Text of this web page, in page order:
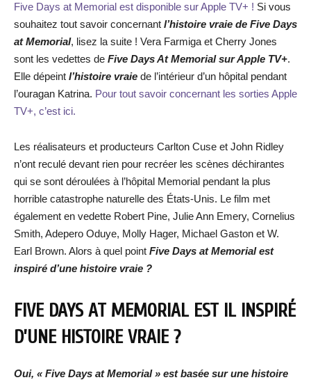
Five Days at Memorial est disponible sur Apple TV+ ! Si vous
souhaitez tout savoir concernant l’histoire vraie de Five Days
at Memorial, lisez la suite ! Vera Farmiga et Cherry Jones
sont les vedettes de Five Days At Memorial sur Apple TV+.
Elle dépeint l’histoire vraie de l’intérieur d’un hôpital pendant
l’ouragan Katrina. Pour tout savoir concernant les sorties Apple
TV+, c’est ici.
Les réalisateurs et producteurs Carlton Cuse et John Ridley
n’ont reculé devant rien pour recréer les scènes déchirantes
qui se sont déroulées à l’hôpital Memorial pendant la plus
horrible catastrophe naturelle des États-Unis. Le film met
également en vedette Robert Pine, Julie Ann Emery, Cornelius
Smith, Adepero Oduye, Molly Hager, Michael Gaston et W.
Earl Brown. Alors à quel point Five Days at Memorial est
inspiré d’une histoire vraie ?
FIVE DAYS AT MEMORIAL EST IL INSPIRÉ
D’UNE HISTOIRE VRAIE ?
Oui, « Five Days at Memorial » est basée sur une histoire